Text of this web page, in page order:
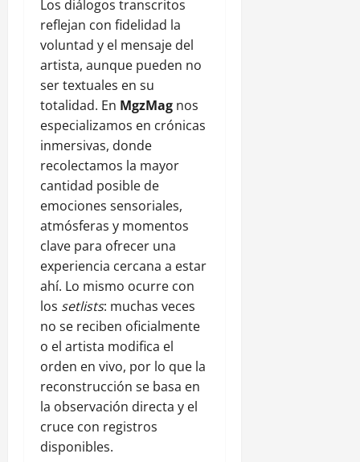
Los diálogos transcritos
reflejan con fidelidad la
voluntad y el mensaje del
artista, aunque pueden no
ser textuales en su
totalidad. En MgzMag nos
especializamos en crónicas
inmersivas, donde
recolectamos la mayor
cantidad posible de
emociones sensoriales,
atmósferas y momentos
clave para ofrecer una
experiencia cercana a estar
ahí. Lo mismo ocurre con
los setlists: muchas veces
no se reciben oficialmente
o el artista modifica el
orden en vivo, por lo que la
reconstrucción se basa en
la observación directa y el
cruce con registros
disponibles.